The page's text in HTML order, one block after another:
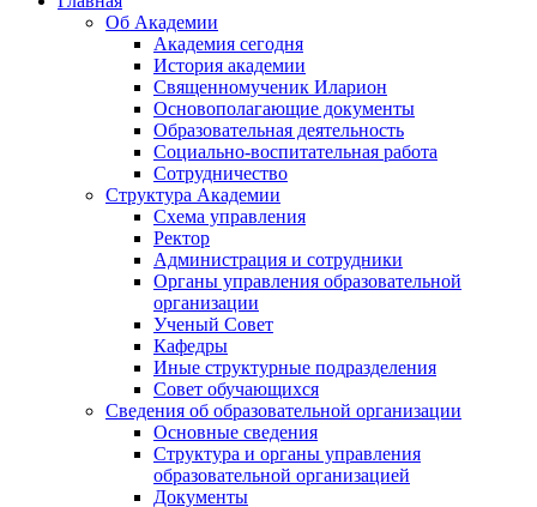
Об Академии
Академия сегодня
История академии
Священномученик Иларион
Основополагающие документы
Образовательная деятельность
Социально-воспитательная работа
Сотрудничество
Структура Академии
Схема управления
Ректор
Администрация и сотрудники
Органы управления образовательной
организации
Ученый Совет
Кафедры
Иные структурные подразделения
Совет обучающихся
Сведения об образовательной организации
Основные сведения
Структура и органы управления
образовательной организацией
Документы